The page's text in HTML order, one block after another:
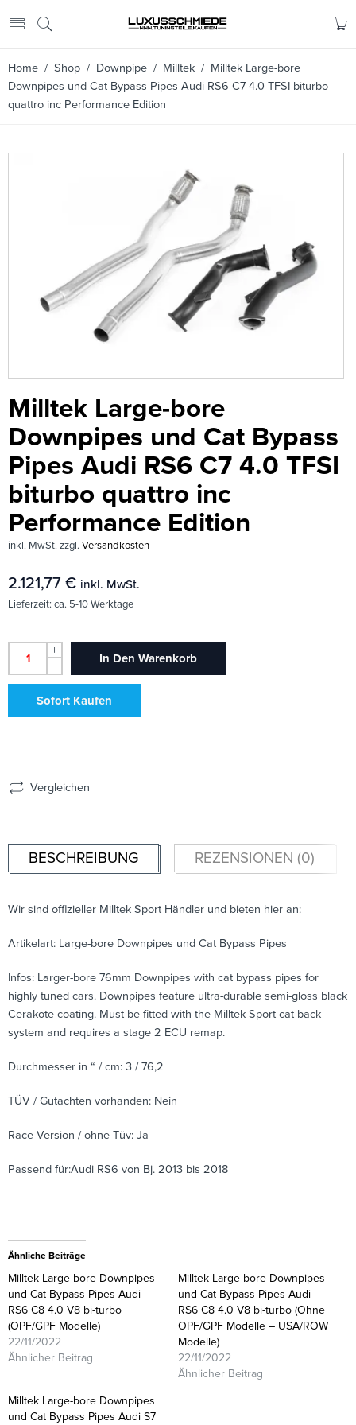
Home / Shop / Downpipe / Milltek / Milltek Large-bore
Downpipes und Cat Bypass Pipes Audi RS6 C7 4.0 TFSI biturbo
quattro inc Performance Edition
Milltek Large-bore
Downpipes und Cat Bypass
Pipes Audi RS6 C7 4.0 TFSI
biturbo quattro inc
Performance Edition
inkl. MwSt. zzgl. Versandkosten
2.121,77 € inkl. MwSt.
Lieferzeit: ca. 5-10 Werktage
+
-
In Den Warenkorb
Sofort Kaufen
Vergleichen
BESCHREIBUNG REZENSIONEN (0)
Wir sind offizieller Milltek Sport Händler und bieten hier an:
Artikelart: Large-bore Downpipes und Cat Bypass Pipes
Infos: Larger-bore 76mm Downpipes with cat bypass pipes for
highly tuned cars. Downpipes feature ultra-durable semi-gloss black
Cerakote coating. Must be fitted with the Milltek Sport cat-back
system and requires a stage 2 ECU remap.
Durchmesser in “ / cm: 3 / 76,2
TÜV / Gutachten vorhanden: Nein
Race Version / ohne Tüv: Ja
Passend für:Audi RS6 von Bj. 2013 bis 2018
Ähnliche Beiträge
Milltek Large-bore Downpipes
und Cat Bypass Pipes Audi
RS6 C8 4.0 V8 bi-turbo
(OPF/GPF Modelle)
22/11/2022
Ähnlicher Beitrag
Milltek Large-bore Downpipes
und Cat Bypass Pipes Audi
RS6 C8 4.0 V8 bi-turbo (Ohne
OPF/GPF Modelle – USA/ROW
Modelle)
22/11/2022
Ähnlicher Beitrag
Milltek Large-bore Downpipes
und Cat Bypass Pipes Audi S7